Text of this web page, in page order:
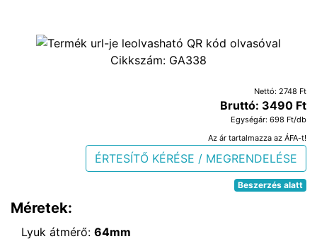
Cikkszám: GA338
Nettó: 2748 Ft
Bruttó: 3490 Ft
Egységár: 698 Ft/db
Az ár tartalmazza az ÁFA-t!
ÉRTESÍTŐ KÉRÉSE / MEGRENDELÉSE
Beszerzés alatt
Méretek:
Lyuk átmérő: 64mm